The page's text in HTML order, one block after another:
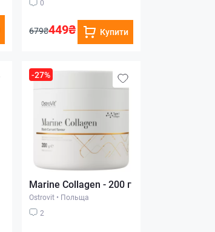
0
679₴449₴ Купити
-27%
Marine Collagen - 200 г
Ostrovit • Польща
2